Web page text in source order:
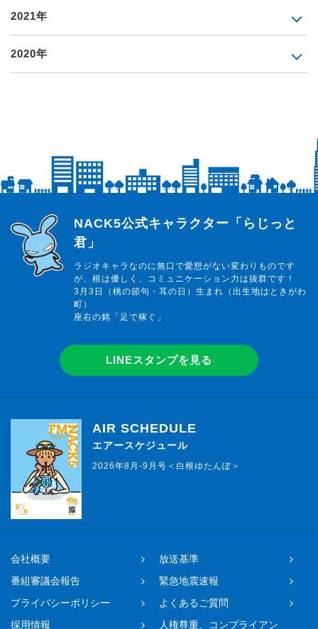
2021年
2020年
らじっと君
NACK5公式キャラクター「らじっと
君」
ラジオキャラなのに無口で愛想がない変わりものです
が、根は優しく、コミュニケーション力は抜群です！
3月3日（桃の節句・耳の日）生まれ（出生地はときがわ
町）
座右の銘「足で稼ぐ」
LINEスタンプを見る
AIR SCHEDULE
エアースケジュール
2026年8月-9月号＜白根ゆたんぽ＞
会社概要
放送基準
番組審議会報告
緊急地震速報
プライバシーポリシー
よくあるご質問
採用情報
人権尊重、コンプライアン